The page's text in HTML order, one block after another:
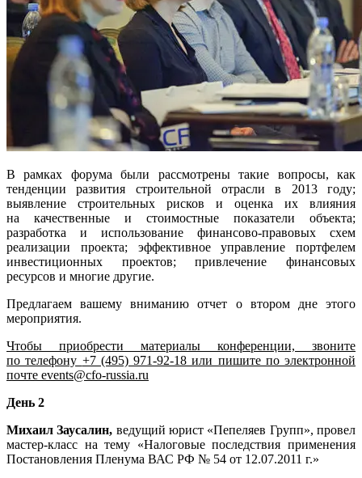
В рамках форума были рассмотрены такие вопросы, как
тенденции развития строительной отрасли в 2013 году;
выявление строительных рисков и оценка их влияния
на качественные и стоимостные показатели объекта;
разработка и использование финансово-правовых схем
реализации проекта; эффективное управление портфелем
инвестиционных проектов; привлечение финансовых
ресурсов и многие другие.
Предлагаем вашему вниманию отчет о втором дне этого
мероприятия.
Чтобы приобрести материалы конференции, звоните
по телефону +7 (495) 971-92-18 или пишите по электронной
почте events@cfo-russia.ru
День 2
Михаил Заусалин, ведущий юрист «Пепеляев Групп», провел
мастер-класс на тему «Налоговые последствия применения
Постановления Пленума ВАС РФ № 54 от 12.07.2011 г.»